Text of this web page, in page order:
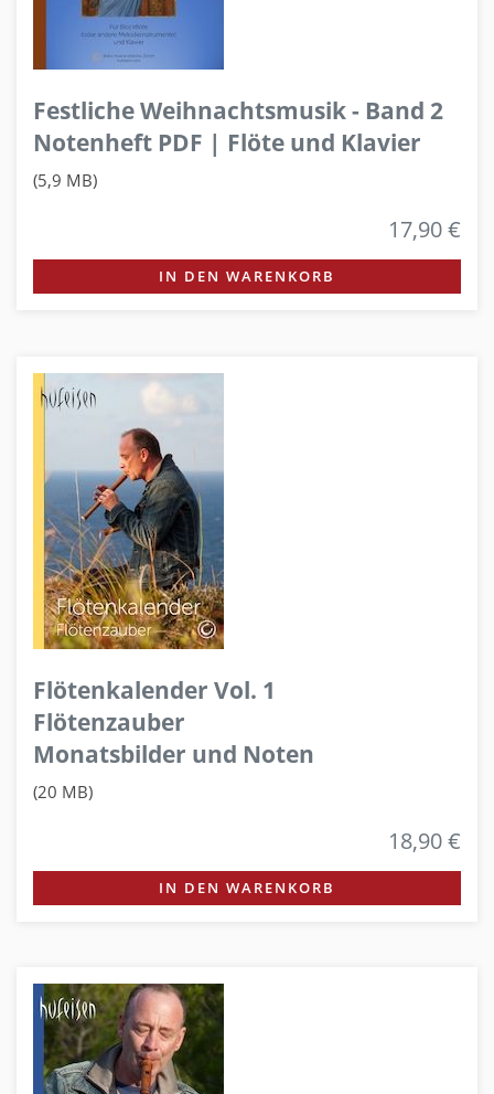
Festliche Weihnachtsmusik - Band 2
Notenheft PDF | Flöte und Klavier
(5,9 MB)
17,90 €
IN DEN WARENKORB
Flötenkalender Vol. 1
Flötenzauber
Monatsbilder und Noten
(20 MB)
18,90 €
IN DEN WARENKORB